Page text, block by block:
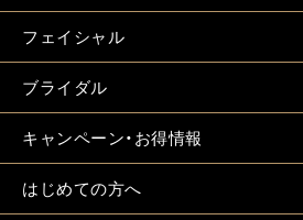
フェイシャル
ブライダル
キャンペーン・お得情報
はじめての方へ